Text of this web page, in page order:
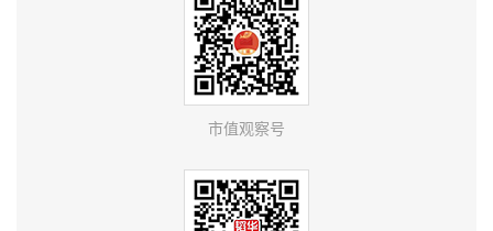
市值观察号